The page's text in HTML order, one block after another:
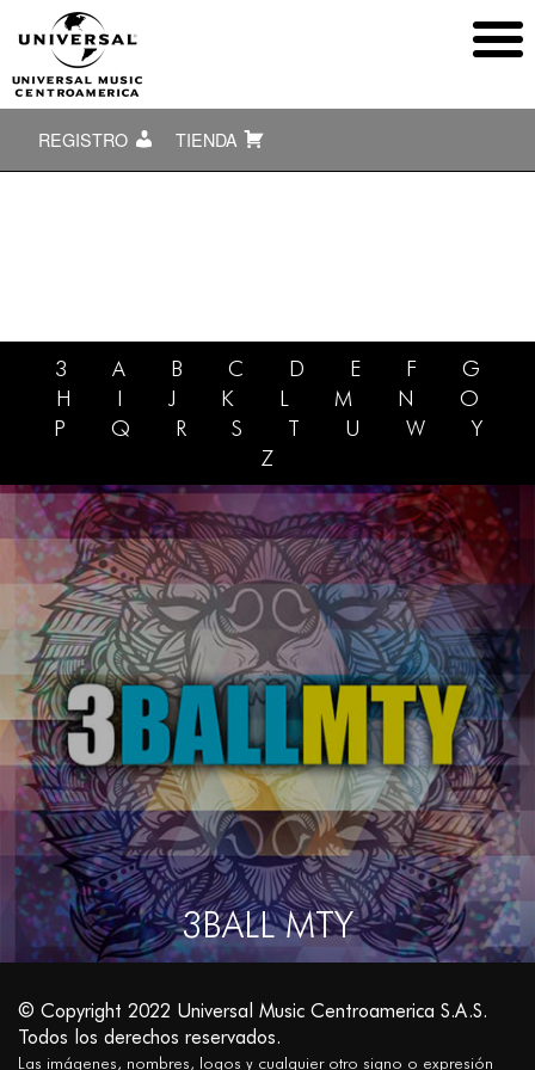
REGISTRO TIENDA
3 A B C D E F
G
H
I J K L M N
O
P
Q R S T U W
Y
Z
3BALL MTY
© Copyright 2022 Universal Music Centroamerica S.A.S.
Todos los derechos reservados.
Las imágenes, nombres, logos y cualquier otro signo o expresión